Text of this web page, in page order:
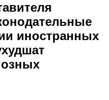
иностранных